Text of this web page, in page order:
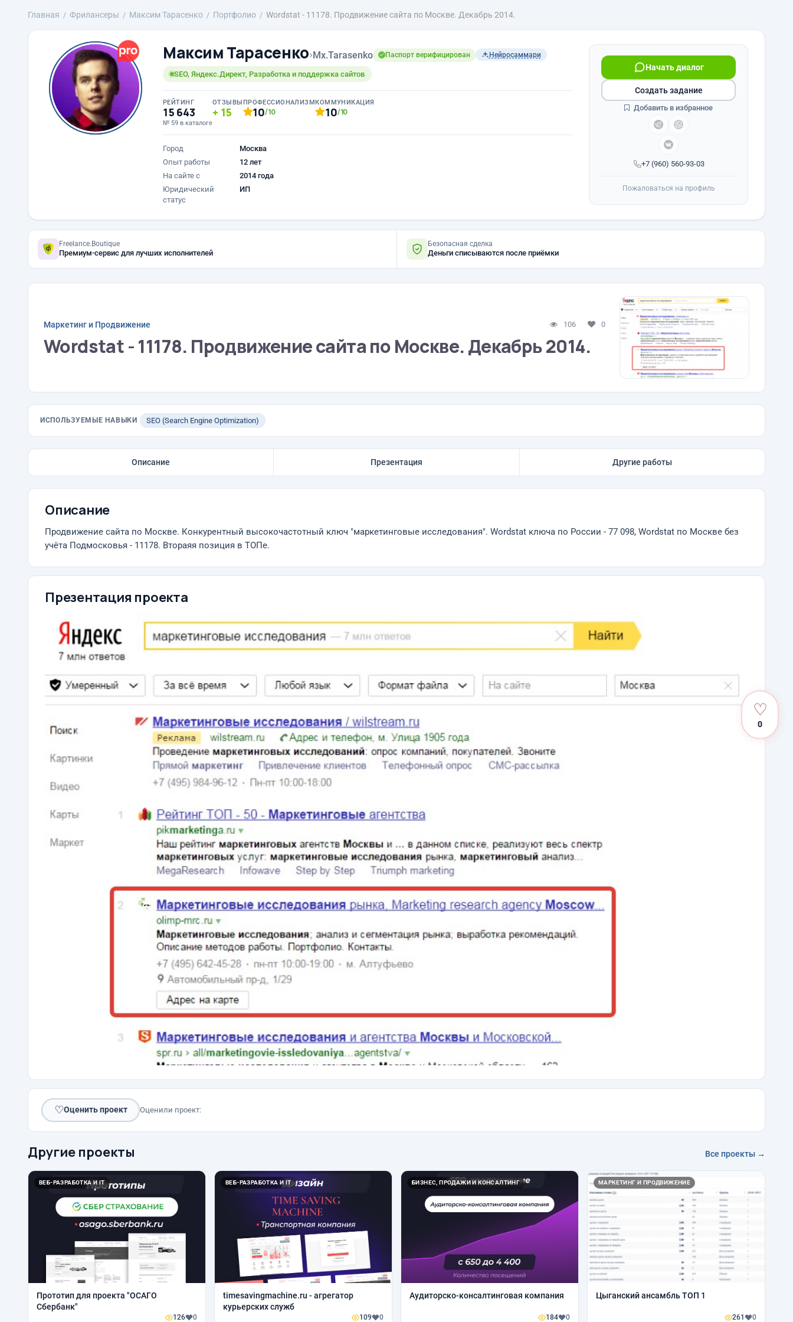
Главная Фрилансеры Максим Тарасенко Портфолио Wordstat - 11178. Продвижение сайта по Москве. Декабрь 2014.
Максим Тарасенко›Mx.Tarasenko Паспорт верифицирован Нейросаммари
SEO, Яндекс.Директ, Разработка и поддержка сайтов
РЕЙТИНГ
15 643
№ 59 в каталоге
ОТЗЫВЫ
15
ПРОФЕССИОНАЛИЗМ
10/10
КОММУНИКАЦИЯ
10/10
Город
Москва
Опыт работы
12 лет
На сайте с
2014 года
Юридический
статус
ИП
+7 (960) 560-93-03
Начать диалог
Создать задание
Добавить в избранное
Пожаловаться на профиль
Freelance.Boutique
Премиум-сервис для лучших исполнителей
Безопасная сделка
Деньги списываются после приёмки
Маркетинг и Продвижение 106 0
Wordstat - 11178. Продвижение сайта по Москве. Декабрь 2014.
ИСПОЛЬЗУЕМЫЕ НАВЫКИ SEO (Search Engine Optimization)
Описание Презентация Другие работы
Описание
Продвижение сайта по Москве. Конкурентный высокочастотный ключ "маркетинговые исследования". Wordstat ключа по России - 77 098, Wordstat по Москве без
учёта Подмосковья - 11178. Втораяя позиция в ТОПе.
Презентация проекта
♡
0
♡Оценить проект Оценили проект:
Другие проекты Все проекты →
ВЕБ-РАЗРАБОТКА И IT
Прототип для проекта "ОСАГО
Сбербанк"
126 0
ВЕБ-РАЗРАБОТКА И IT
timesavingmachine.ru - агрегатор
курьерских служб
109 0
БИЗНЕС, ПРОДАЖИ И КОНСАЛТИНГ
Аудиторско-консалтинговая компания
184 0
МАРКЕТИНГ И ПРОДВИЖЕНИЕ
Цыганский ансамбль ТОП 1
261 0